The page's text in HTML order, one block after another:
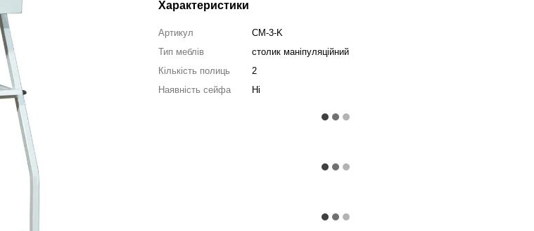
Характеристики
Артикул
СМ-3-K
Тип меблів
столик маніпуляційний
Кількість полиць
2
Наявність сейфа
Ні